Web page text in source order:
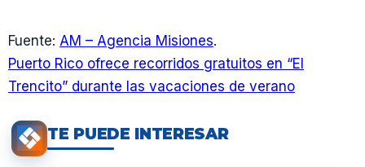
Fuente: AM – Agencia Misiones.
Puerto Rico ofrece recorridos gratuitos en “El
Trencito” durante las vacaciones de verano
TE PUEDE INTERESAR